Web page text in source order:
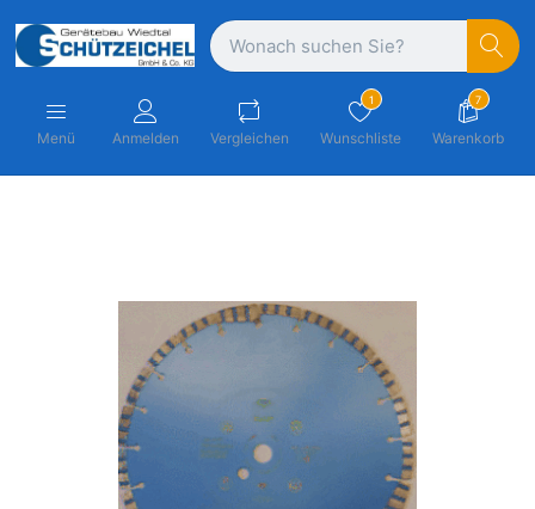
Menü Anmelden Vergleichen
1
Wunschliste
7
Warenkorb